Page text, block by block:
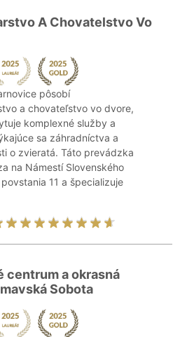
A Chovatelstvo Vo
pôsobí
a chovateľstvo vo dvore,
komplexné služby a
sa záhradníctva a
o zvieratá. Táto prevádzka
na Námestí Slovenského
11 a špecializuje
centrum a okrasná
Sobota